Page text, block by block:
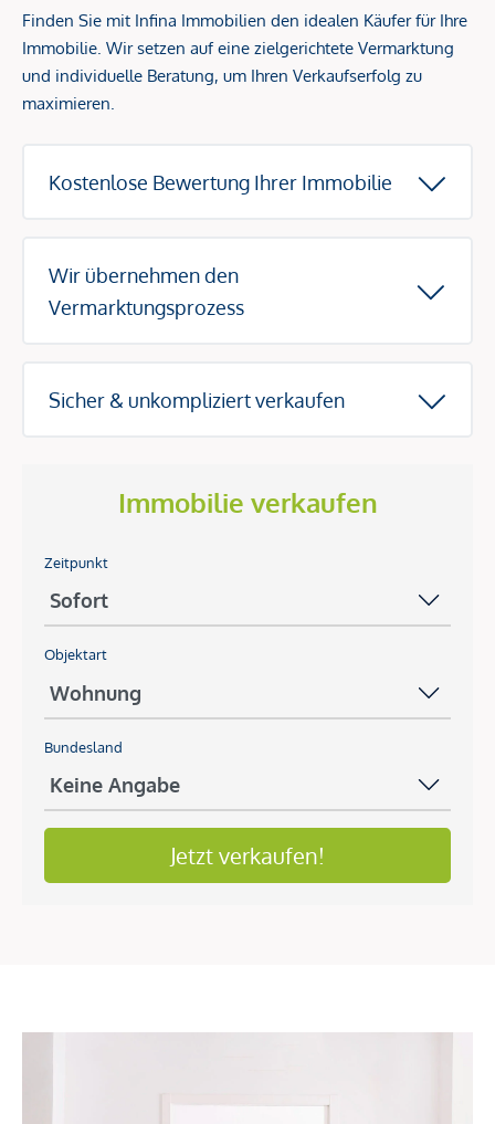
Finden Sie mit Infina Immobilien den idealen Käufer für Ihre
Immobilie. Wir setzen auf eine zielgerichtete Vermarktung
und individuelle Beratung, um Ihren Verkaufserfolg zu
maximieren.
Kostenlose Bewertung Ihrer Immobilie
Wir übernehmen den
Vermarktungsprozess
Sicher & unkompliziert verkaufen
Immobilie verkaufen
Zeitpunkt
Objektart
Bundesland
Jetzt verkaufen!